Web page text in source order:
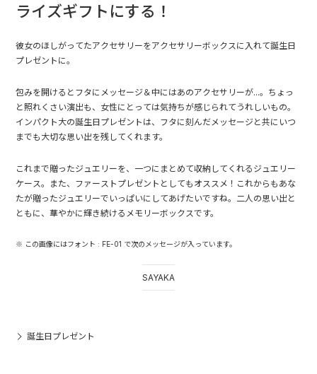
ライズギフトにする！
彼女のほしがってたアクセサリーをアクセサリーボックスに入れて誕生日
プレゼントに。
包みを開けるとフタにメッセージ＆中にはあのアクセサリーが...。ちょっ
と照れくさい演出も、女性にとっては気持ちが感じられてうれしいもの。
インパクト大の誕生日プレゼントは、フタに刻んだメッセージと共にいつ
までも大切な思い出を残してくれます。
これまで贈ったジュエリーを、一つにまとめて収納してくれるジュエリー
ケース。また、ファーストプレゼントとしてもオススメ！これからもあな
たが贈ったジュエリーでいっぱいにしてあげたいですね。二人の思い出と
ともに、華やかに輝き続けるメモリーボックスです。
※ この画像にはフォント : FE-01 で次のメッセージが入っています。
SAYAKA
誕生日プレゼント